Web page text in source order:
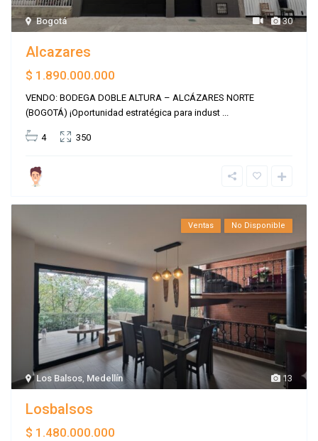
30
Bogotá
Alcazares
$ 1.890.000.000
VENDO: BODEGA DOBLE ALTURA – ALCÁZARES NORTE
(BOGOTÁ) ¡Oportunidad estratégica para indust ...
4 350
13
Los Balsos, Medellín
Ventas No Disponible
Losbalsos
$ 1.480.000.000